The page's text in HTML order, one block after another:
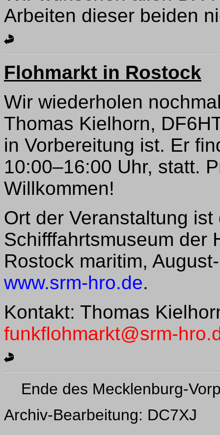
Arbeiten dieser beiden
Flohmarkt in Rostock
Wir wiederholen
Thomas Kielhorn,
in Vorbereitung ist. Er
10:00–16:00 Uhr, statt.
Willkommen!
Ort der Veranstaltung
Schifffahrtsmuseum der
Rostock maritim,
www.srm-hro.de.
Kontakt: Thomas
funkflohmarkt@srm-
Ende des Mecklenburg-
Archiv-Bearbeitung: DC7XJ